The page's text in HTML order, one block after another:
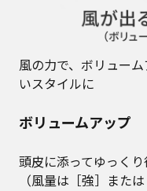
風の力で、ボリュー
いスタイルに
ボリュームアップ
頭皮に添ってゆっくり
（風量は［強］また